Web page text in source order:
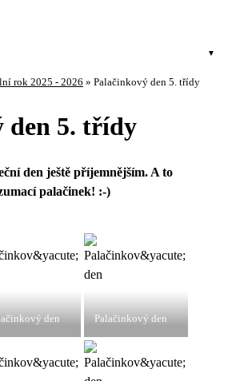
rok 2025 - 2026 » Palačinkový den 5. třídy
den 5. třídy
den ještě příjemnějším. A to
palačinek! :-)
den Palačinkový den